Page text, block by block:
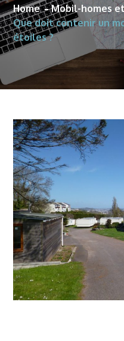
Home
Mobil-homes
Que doit contenir un
étoiles ?